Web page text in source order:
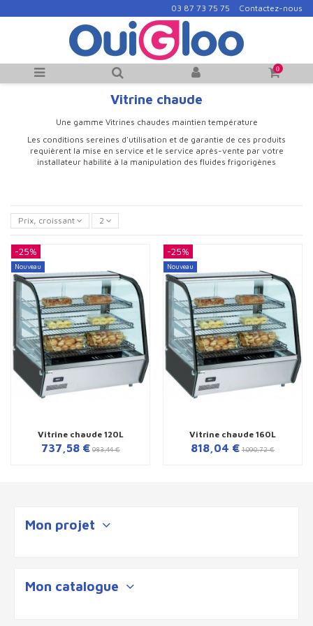
03 87 73 75 75 Contactez-nous
0
Vitrine chaude
Une gamme Vitrines chaudes maintien température
Les conditions sereines d'utilisation et de garantie de ces produits
requièrent la mise en service et le service après-vente par votre
installateur habilité à la manipulation des fluides frigorigènes
Prix, croissant 2
-25%
Nouveau
Vitrine chaude 120L
737,58 € 983,44 €
-25%
Nouveau
Vitrine chaude 160L
818,04 € 1 090,72 €
Mon projet
Mon catalogue